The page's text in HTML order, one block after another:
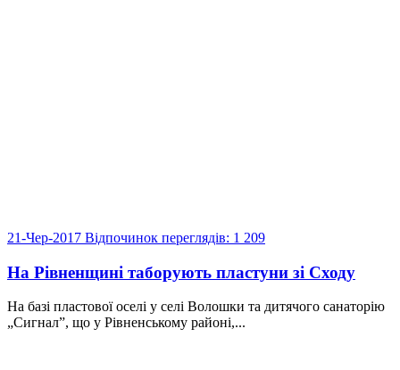
21-Чер-2017 Відпочинок переглядів: 1 209
На Рівненщині таборують пластуни зі Сходу
На базі пластової оселі у селі Волошки та дитячого санаторію
„Сигнал”, що у Рівненському районі,...